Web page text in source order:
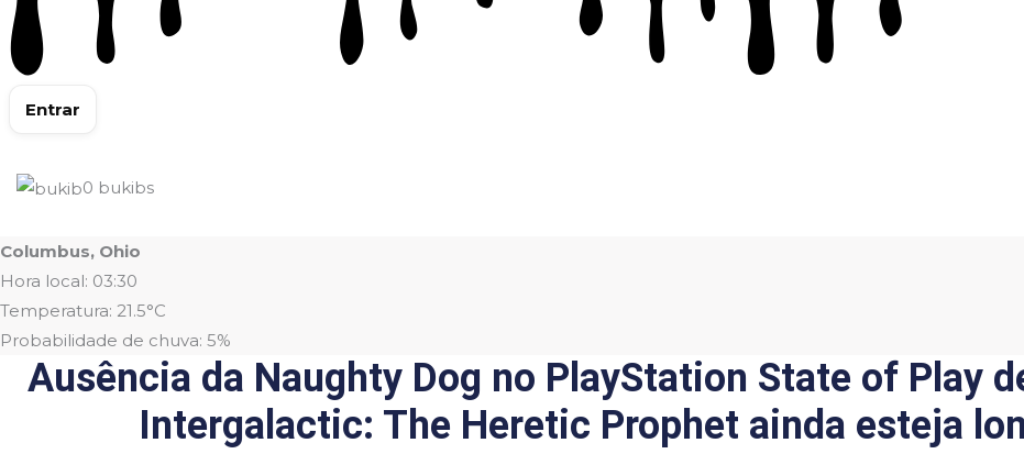
Entrar
0 bukibs
Columbus, Ohio
Hora local: 03:30
Temperatura: 21.5°C
Probabilidade de chuva: 5%
Ausência da Naughty Dog no PlayStation State of Play
Intergalactic: The Heretic Prophet ainda esteja